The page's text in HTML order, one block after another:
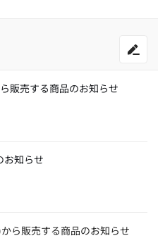
販売する商品のお知らせ
お知らせ
ら販売する商品のお知らせ